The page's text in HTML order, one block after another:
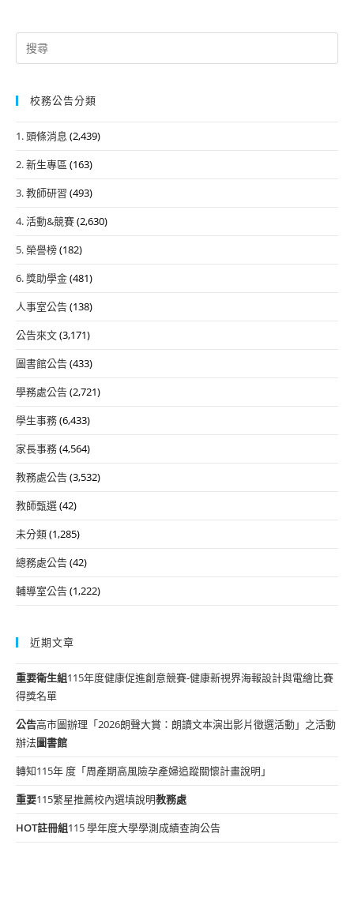
Search
for:
校務公告分類
1. 頭條消息 (2,439)
2. 新生專區 (163)
3. 教師研習 (493)
4. 活動&競賽(2,630)
5. 榮譽榜(182)
6. 獎助學金(481)
人事室公告(138)
公告來文(3,171)
圖書館公告(433)
學務處公告(2,721)
學生事務(6,433)
家長事務(4,564)
教務處公告(3,532)
教師甄選(42)
未分類(1,285)
總務處公告(42)
輔導室公告(1,222)
近期文章
重要衛生組115年度健康促進創意競賽-健康新視界海報設計與電繪比賽
得獎名單
公告高市圖辦理「2026朗聲大賞：朗讀文本演出影片徵選活動」之活動
辦法圖書館
轉知115年 度「周產期高風險孕產婦追蹤關懷計畫說明」
重要115繁星推薦校內選填說明教務處
HOT註冊組115 學年度大學學測成績查詢公告